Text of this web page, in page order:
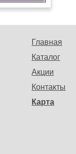
Главная
Каталог
Акции
Контакты
Карта